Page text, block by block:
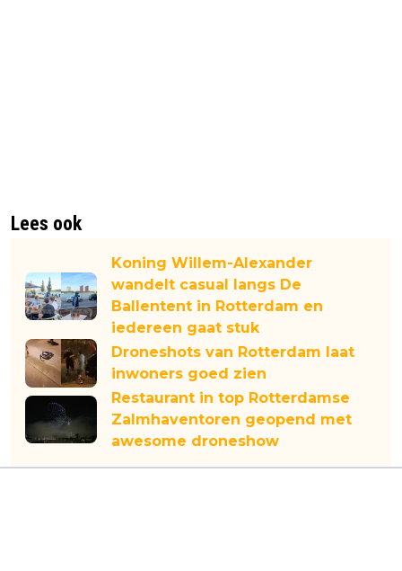
Lees ook
Koning Willem-Alexander
wandelt casual langs De
Ballentent in Rotterdam en
iedereen gaat stuk
Droneshots van Rotterdam laat
inwoners goed zien
Restaurant in top Rotterdamse
Zalmhaventoren geopend met
awesome droneshow